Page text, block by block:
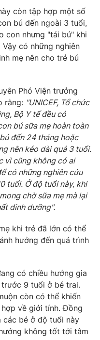
động sản
lòng Việt
mình bằng AI
Việt Nam
điện tử số 483/GP-BTTTT
Phạm Quốc Thắng,
355 932
còn tập hợp một số
bú đến ngoài 3 tuổi,
con nhưng "tái bú" khi
có những nghiên
mẹ nên cho trẻ bú
Phó Viện trưởng
rằng: "UNICEF, Tổ chức
Bộ Y tế đều có
bú sữa mẹ hoàn toàn
đến 24 tháng hoặc
nên kéo dài quá 3 tuổi.
vì cũng không có ai
có những nghiên cứu
tuổi. Ở độ tuổi này, khi
chờ sữa mẹ mà lại
dinh dưỡng".
khi trẻ đã lớn có thể
hưởng đến quá trình
có chiều hướng gia
9 tuổi ở bé trai.
còn có thể khiến
về giới tính. Đồng
các bé ở độ tuổi này
không tốt tới tâm